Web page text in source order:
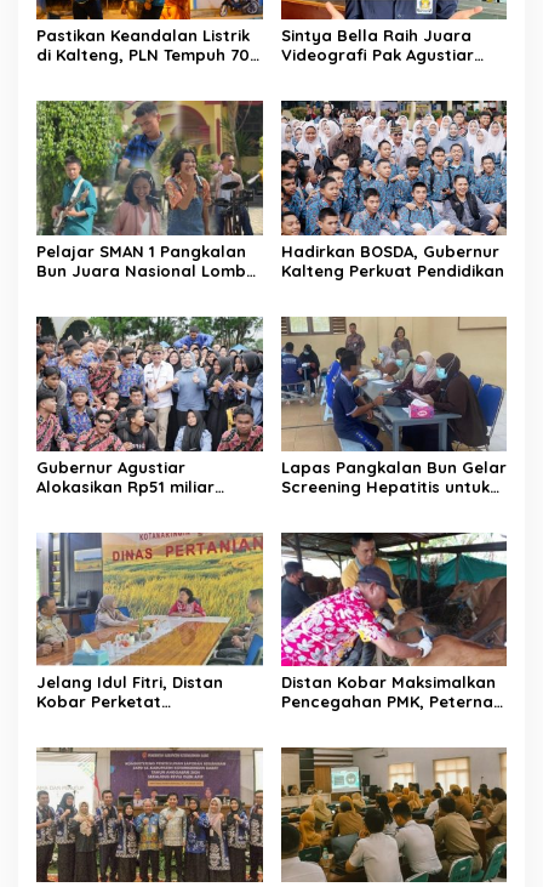
Pastikan Keandalan Listrik
di Kalteng, PLN Tempuh 700
Sintya Bella Raih Juara
Videografi Pak Agustiar
Pelajar SMAN 1 Pangkalan
Bun Juara Nasional Lomba
Hadirkan BOSDA, Gubernur
Kalteng Perkuat Pendidikan
Gubernur Agustiar
Alokasikan Rp51 miliar
Lapas Pangkalan Bun Gelar
Screening Hepatitis untuk
Jelang Idul Fitri, Distan
Kobar Perketat
Distan Kobar Maksimalkan
Pencegahan PMK, Peternak